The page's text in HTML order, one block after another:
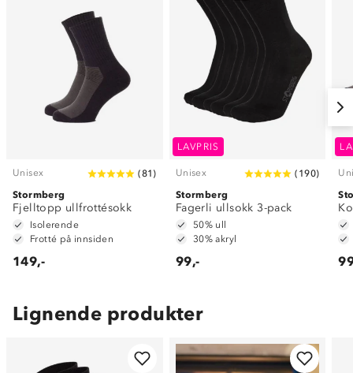
Unisex (81 )
Stormberg
Fjelltopp ullfrottésokk
Isolerende
Frotté på innsiden
149,-
LAVPRIS
Unisex ( 190)
Stormberg
Fagerli ullsokk 3-pack
50% ull
30% akryl
99,-
Lignende produkter